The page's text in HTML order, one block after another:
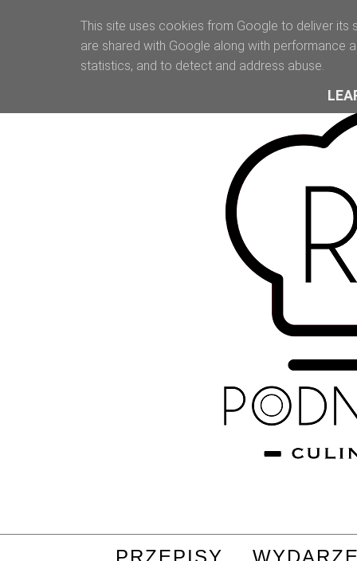
PRZEPISY
This site uses cookies from Google to deliver its
are shared with Google along with performance
statistics, and to detect and address abuse.